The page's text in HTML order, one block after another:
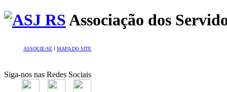
Associação dos
ASSOCIE-SE l MAPA DO SITE
Siga-nos nas Redes Sociais